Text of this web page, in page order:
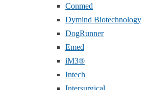
Conmed
Dymind Biotechnology
DogRunner
Emed
iM3®️
Intech
Intersurgical